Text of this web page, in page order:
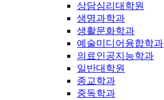
상담심리대학원
생명과학과
생활문화학과
예술미디어융합학과
의료인공지능학과
일반대학원
종교학과
중독학과